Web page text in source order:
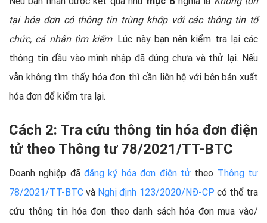
tại hóa đơn có thông tin trùng khớp với các thông tin tổ
chức, cá nhân tìm kiếm. Lúc này bạn nên kiểm tra lại các
thông tin đầu vào mình nhập đã đúng chưa và thử lại. Nếu
vẫn không tìm thấy hóa đơn thì cần liên hệ với bên bán xuất
hóa đơn để kiểm tra lại.
Cách 2: Tra cứu thông tin hóa đơn điện
tử theo Thông tư 78/2021/TT-BTC
Doanh nghiệp đãđăng ký hóa đơn điện tửtheo Thông tư
78/2021/TT-BTC và Nghị định 123/2020/NĐ-CP có thể tra
cứu thông tin hóa đơn theo danh sách hóa đơn mua vào/